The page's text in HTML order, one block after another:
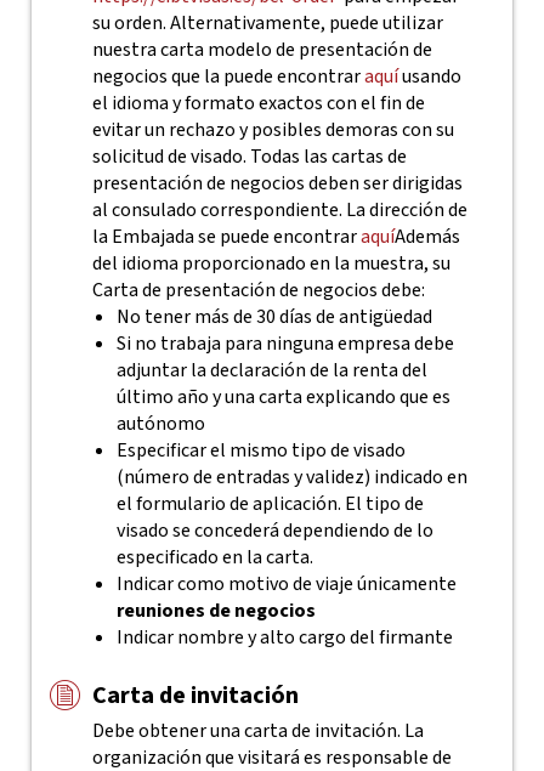
su orden.Alternativamente, puede utilizar
nuestra carta modelo de presentación de
negocios que la puede encontraraquíusando
el idioma y formato exactos con el fin de
evitar un rechazo y posibles demoras con su
solicitud de visado. Todas las cartas de
presentación de negocios deben ser dirigidas
al consulado correspondiente. La dirección de
la Embajada se puede encontraraquíAdemás
del idioma proporcionado en la muestra, su
Carta de presentación de negocios debe:
No tener más de 30 días de antigüedad
Si no trabaja para ninguna empresa debe
adjuntar la declaración de la renta del
último año y una carta explicando que es
autónomo
Especificar el mismo tipo de visado
(número de entradas y validez) indicado en
el formulario de aplicación. El tipo de
visado se concederá dependiendo de lo
especificado en la carta.
Indicar como motivo de viaje únicamente
reuniones de negocios
Indicar nombre y alto cargo del firmante
Carta de invitación
Debe obtener una carta de invitación. La
organización que visitará es responsable de